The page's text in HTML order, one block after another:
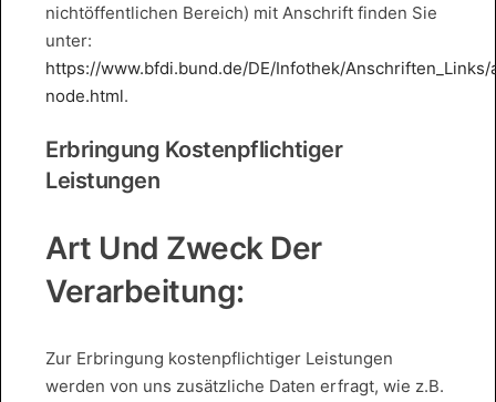
nichtöffentlichen Bereich) mit Anschrift finden Sie
unter:
https://www.bfdi.bund.de/DE/Infothek/
node.html.
Erbringung Kostenpflichtiger
Leistungen
Art Und Zweck Der
Verarbeitung:
Zur Erbringung kostenpflichtiger Leistungen
werden von uns zusätzliche Daten erfragt, wie z.B.